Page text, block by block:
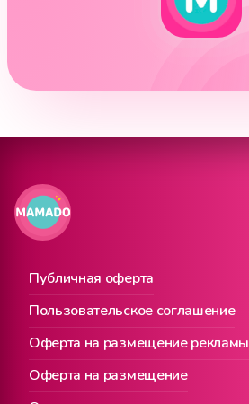
Публичная оферта
Пользовательское соглашение
Оферта на размещение рекламы
Оферта на размещение